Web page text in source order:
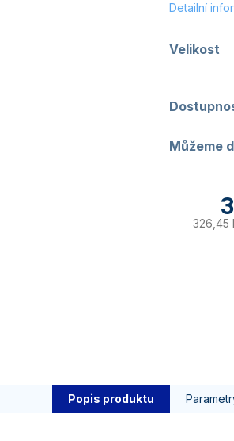
Detailní
Velikost
Můžeme
326,45
Popis produktu